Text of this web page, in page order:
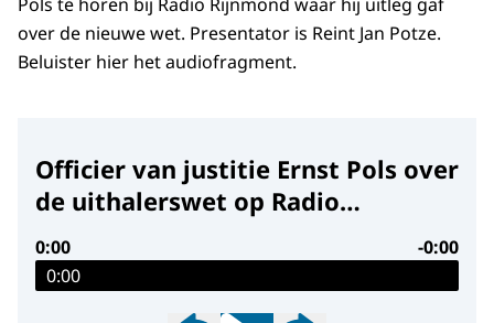
over de nieuwe wet. Presentator is Reint Jan Potze.
Beluister hier het audiofragment.
Officier van justitie Ernst Pols over
de uithalerswet op Radio
Rijnmond
0:00
0:00
-0:00